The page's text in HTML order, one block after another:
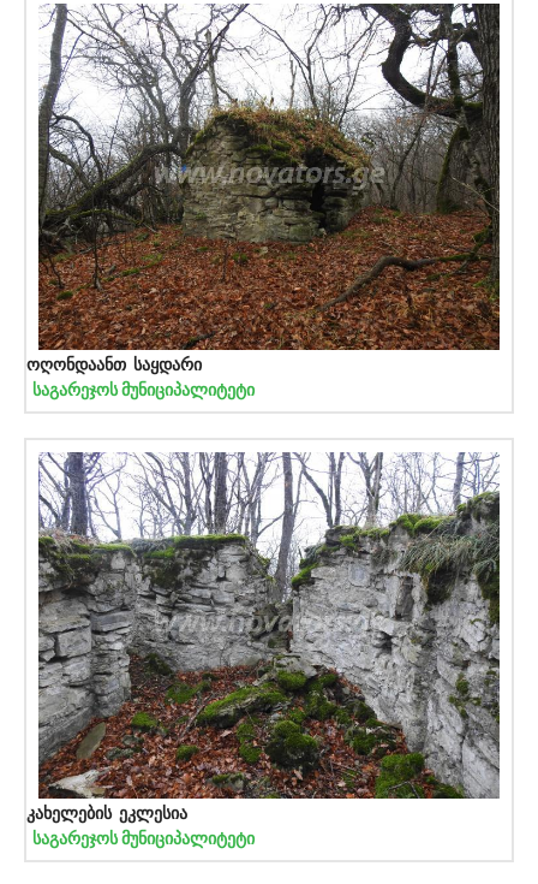
ოღონდაანთ საყდარი
საგარეჯოს მუნიციპალიტეტი
კახელების ეკლესია
საგარეჯოს მუნიციპალიტეტი